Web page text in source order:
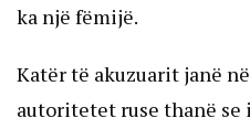
ka një fëmijë.
Katër të akuzuarit janë
autoritetet ruse thanë se